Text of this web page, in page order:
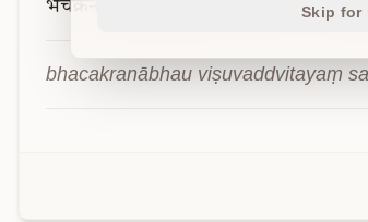
भचक्रनाभौ |
bhacakranābhau viṣuvaddvitayaṃ
Skip for